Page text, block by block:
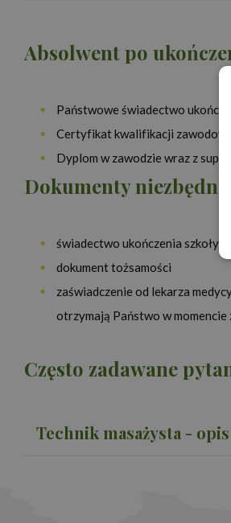
Absolwent po
Państwowe świadectwo
Certyfikat kwalifikacji
Dyplom w zawodzie wraz z
Dokumenty
świadectwo ukończenia szkoły
dokument tożsamości
zaświadczenie od lekarza
otrzymają Państwo w momencie
Często zadawane
Technik masażysta - opis